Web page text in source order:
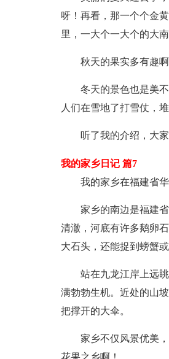
呀！再看，那一个个金
里，一大个一大个的大
秋天的果实多有趣啊
冬天的景色也是美
人们在雪地了打雪仗，
听了我的介绍，大
我的家乡日记 篇7
我的家乡在福建省
家乡的南边是福建
清澈，河底有许多鹅卵
大石头，还能捉到螃蟹
站在九龙江岸上远
满勃勃生机。近处的山
把撑开的大伞。
家乡不仅风景优美
花果之乡啊！